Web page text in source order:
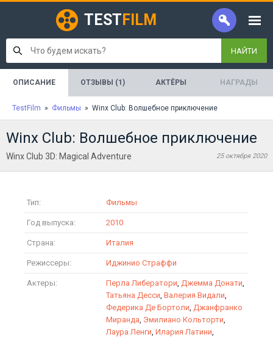
TEST FILM
НАЙТИ
ОПИСАНИЕ ОТЗЫВЫ (1) АКТЁРЫ НАГРАДЫ
TestFilm » Фильмы » Winx Club: Волшебное приключение
Winx Club: Волшебное приключение
Winx Club 3D: Magical Adventure 25 октября 2020
Тип: Фильмы
Год выпуска: 2010
Страна: Италия
Режиссеры: Иджинио Страффи
Актеры: Перла Либератори, Джемма Донати,
Татьяна Десси, Валерия Видали,
Федерика Де Бортоли, Джанфранко
Миранда, Эмилиано Кольторти,
Лаура Ленги, Илария Латини,